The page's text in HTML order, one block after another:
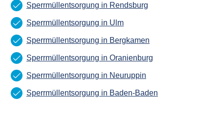
Sperrmüllentsorgung in Rendsburg
Sperrmüllentsorgung in Ulm
Sperrmüllentsorgung in Bergkamen
Sperrmüllentsorgung in Oranienburg
Sperrmüllentsorgung in Neuruppin
Sperrmüllentsorgung in Baden-Baden